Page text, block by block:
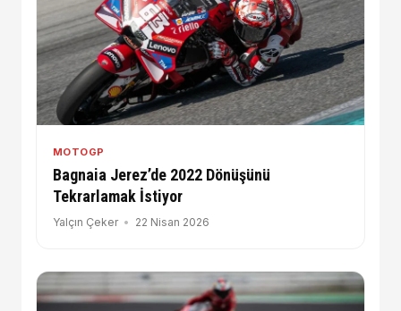
MOTOGP
Bagnaia Jerez’de 2022 Dönüşünü
Tekrarlamak İstiyor
Yalçın Çeker 22 Nisan 2026